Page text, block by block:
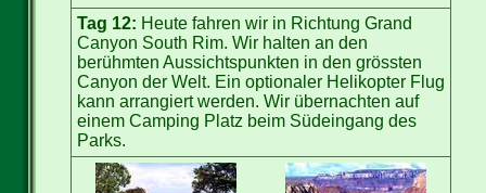
Tag 12: Heute fahren wir in Richtung Grand
Canyon South Rim. Wir halten an den
berühmten Aussichtspunkten in den grössten
Canyon der Welt. Ein optionaler Helikopter Flug
kann arrangiert werden. Wir übernachten auf
einem Camping Platz beim Südeingang des
Parks.